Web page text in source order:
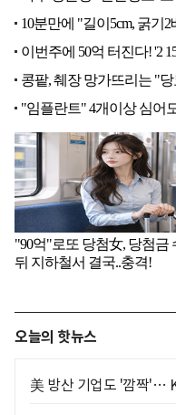
오늘의 핫뉴스
美 방산 기업도 '깜짝'…